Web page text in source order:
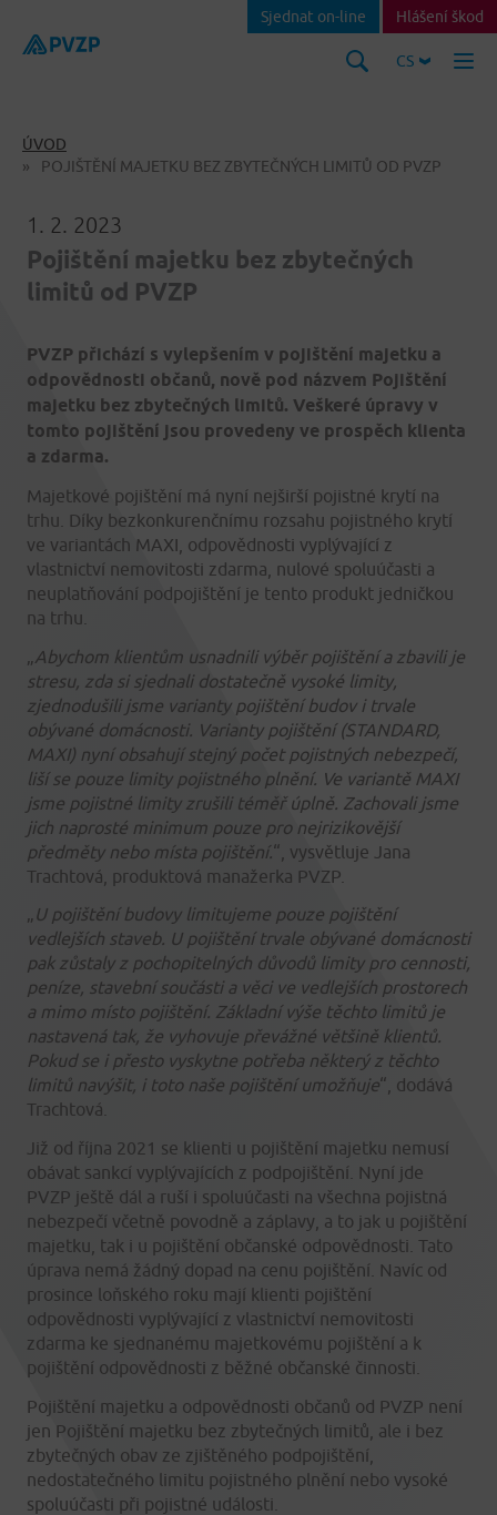
CS
Sjednat on-line Hlášení škod
ÚVOD
POJIŠTĚNÍ MAJETKU BEZ ZBYTEČNÝCH LIMITŮ OD PVZP
1. 2. 2023
Pojištění majetku bez zbytečných
limitů od PVZP
PVZP přichází s vylepšením v pojištění majetku a
odpovědnosti občanů, nově pod názvem Pojištění
majetku bez zbytečných limitů. Veškeré úpravy v
tomto pojištění jsou provedeny ve prospěch klienta
a zdarma.
Majetkové pojištění má nyní nejširší pojistné krytí na
trhu. Díky bezkonkurenčnímu rozsahu pojistného krytí
ve variantách MAXI, odpovědnosti vyplývající z
vlastnictví nemovitosti zdarma, nulové spoluúčasti a
neuplatňování podpojištění je tento produkt jedničkou
na trhu.
Abychom klientům usnadnili výběr pojištění a zbavili je
stresu, zda si sjednali dostatečně vysoké limity,
zjednodušili jsme varianty pojištění budov i trvale
obývané domácnosti. Varianty pojištění (STANDARD,
MAXI) nyní obsahují stejný počet pojistných nebezpečí,
liší se pouze limity pojistného plnění. Ve variantě MAXI
jsme pojistné limity zrušili téměř úplně. Zachovali jsme
jich naprosté minimum pouze pro nejrizikovější
předměty nebo místa pojištění.“, vysvětluje Jana
Trachtová, produktová manažerka PVZP.
„ U pojištění budovy limitujeme pouze pojištění
vedlejších staveb. U pojištění trvale obývané domácnosti
pak zůstaly z pochopitelných důvodů limity pro cennosti,
peníze, stavební součásti a věci ve vedlejších prostorech
a mimo místo pojištění. Základní výše těchto limitů je
nastavená tak, že vyhovuje převážné většině klientů.
Pokud se i přesto vyskytne potřeba některý z těchto
limitů navýšit, i toto naše pojištění umožňuje“, dodává
Trachtová.
Již od října 2021 se klienti u pojištění majetku nemusí
obávat sankcí vyplývajících z podpojištění. Nyní jde
PVZP ještě dál a ruší i spoluúčasti na všechna pojistná
nebezpečí včetně povodně a záplavy, a to jak u pojištění
majetku, tak i u pojištění občanské odpovědnosti. Tato
úprava nemá žádný dopad na cenu pojištění. Navíc od
prosince loňského roku mají klienti pojištění
odpovědnosti vyplývající z vlastnictví nemovitosti
zdarma ke sjednanému majetkovému pojištění a k
pojištění odpovědnosti z běžné občanské činnosti.
Pojištění majetku a odpovědnosti občanů od PVZP není
jen Pojištění majetku bez zbytečných limitů, ale i bez
zbytečných obav ze zjištěného podpojištění,
nedostatečného limitu pojistného plnění nebo vysoké
spoluúčasti při pojistné události.